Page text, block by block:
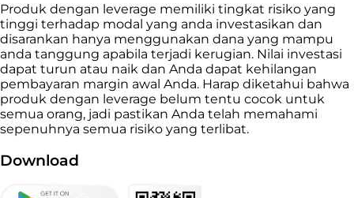
Produk dengan leverage memiliki tingkat risiko yang
tinggi terhadap modal yang anda investasikan dan
disarankan hanya menggunakan dana yang mampu
anda tanggung apabila terjadi kerugian. Nilai investasi
dapat turun atau naik dan Anda dapat kehilangan
pembayaran margin awal Anda. Harap diketahui bahwa
produk dengan leverage belum tentu cocok untuk
semua orang, jadi pastikan Anda telah memahami
sepenuhnya semua risiko yang terlibat.
Download